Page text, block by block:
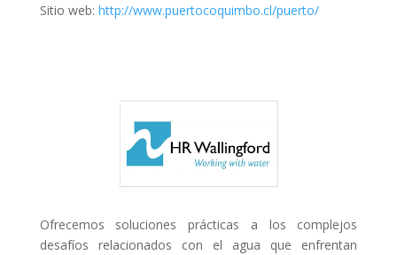
Sitio web: http://www.puertocoquimbo.cl/puerto/
Ofrecemos soluciones prácticas a los complejos
desafíos relacionados con el agua que enfrentan